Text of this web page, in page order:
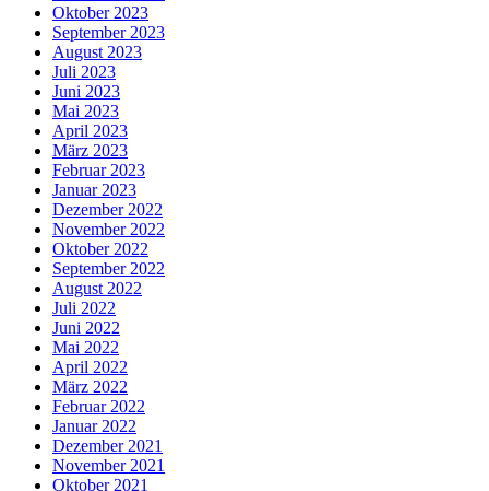
Oktober 2023
September 2023
August 2023
Juli 2023
Juni 2023
Mai 2023
April 2023
März 2023
Februar 2023
Januar 2023
Dezember 2022
November 2022
Oktober 2022
September 2022
August 2022
Juli 2022
Juni 2022
Mai 2022
April 2022
März 2022
Februar 2022
Januar 2022
Dezember 2021
November 2021
Oktober 2021